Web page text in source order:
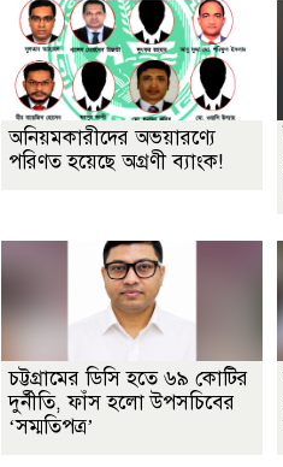
অনিয়মকারীদের অভয়ারণ্যে
পরিণত হয়েছে অগ্রণী ব্যাংক!
চট্টগ্রামের ডিসি হতে ৬৯ কোটির
দুর্নীতি, ফাঁস হলো উপসচিবের
‘সম্মতিপত্র’